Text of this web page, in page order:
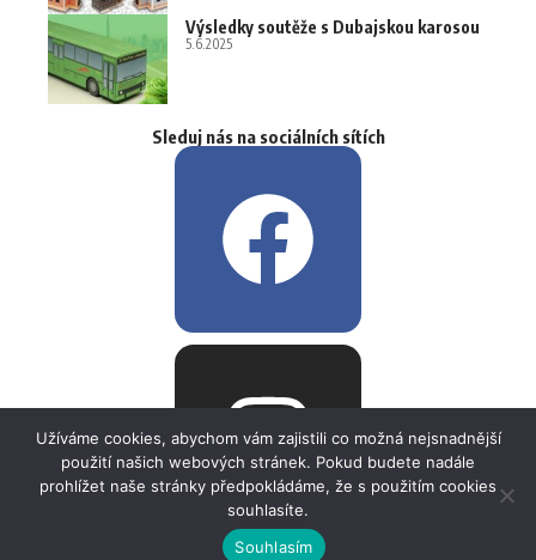
Výsledky soutěže s Dubajskou karosou
5.6.2025
Sleduj nás na sociálních sítích
Užíváme cookies, abychom vám zajistili co možná nejsnadnější
použití našich webových stránek. Pokud budete nadále
prohlížet naše stránky předpokládáme, že s použitím cookies
souhlasíte.
Souhlasím